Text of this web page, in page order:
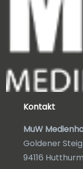
Kontakt
MuW
Goldener
94116 Hutthurm